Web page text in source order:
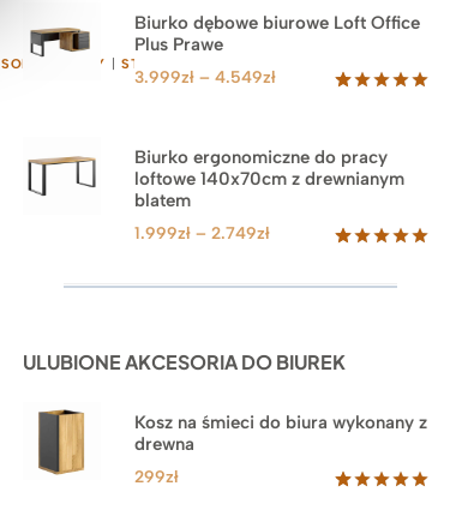
SOFY STOŁY | STOŁY
na
podstawie
klienta
Biurko dębowe biurowe Loft Office
Plus Prawe
podstawie
ocen
3.999zł – 4.549złZakres
3.999zł
do
Biurko ergonomiczne do pracy
loftowe 140x70cm z drewnianym
blatem
5.00na 5
klientów
1.999zł – 2.749złZakres
od
2.749zł
ULUBIONE AKCESORIA DO BIUREK
Kosz na śmieci do biura wykonany z
drewna
299zł